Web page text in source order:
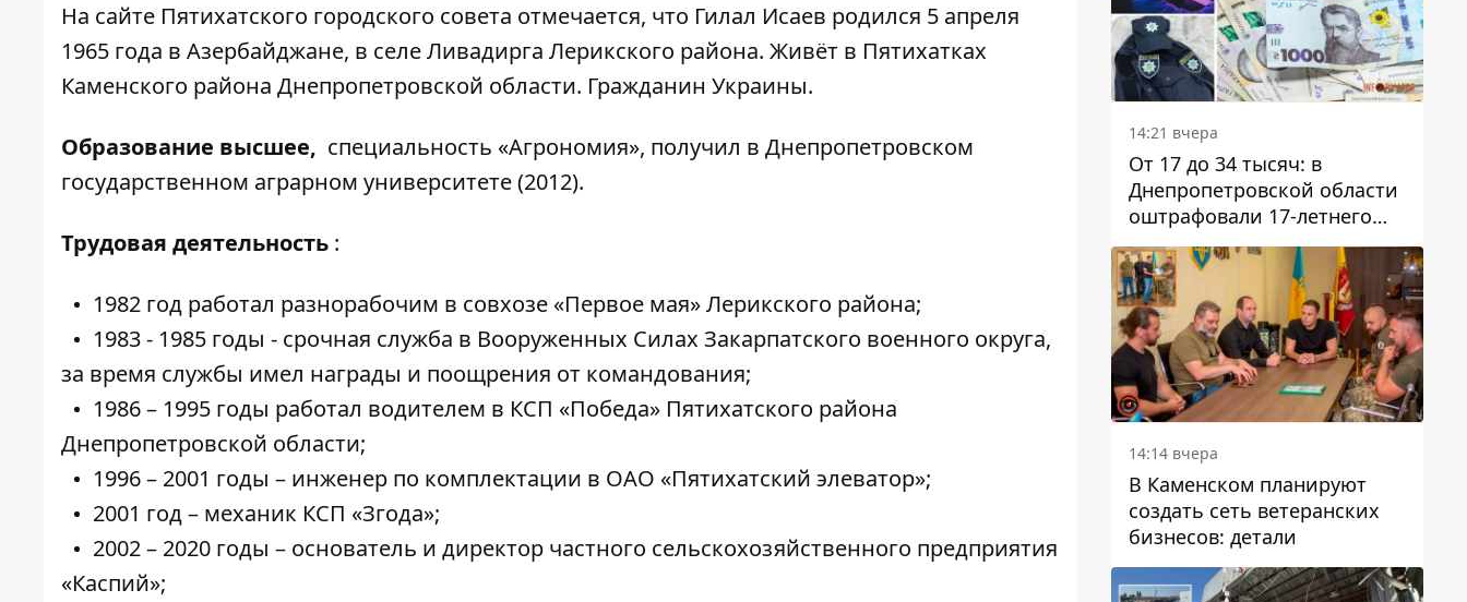
На сайте Пятихатского городского совета отмечается, что Гилал Исаев родился 5 апреля
1965 года в Азербайджане, в селе Ливадирга Лерикского района. Живёт в Пятихатках
Каменского района Днепропетровской области. Гражданин Украины.
Образование высшее, специальность «Агрономия», получил в Днепропетровском
государственном аграрном университете (2012).
Трудовая деятельность :
1982 год работал разнорабочим в совхозе «Первое мая» Лерикского района;
1983 - 1985 годы - срочная служба в Вооруженных Силах Закарпатского военного округа,
за время службы имел награды и поощрения от командования;
1986 – 1995 годы работал водителем в КСП «Победа» Пятихатского района
Днепропетровской области;
1996 – 2001 годы – инженер по комплектации в ОАО «Пятихатский элеватор»;
2001 год – механик КСП «Згода»;
2002 – 2020 годы – основатель и директор частного сельскохозяйственного предприятия
«Каспий»;
14:21 вчера
От 17 до 34 тысяч: в
Днепропетровской области
оштрафовали 17-летнего
парня за развлекательный
стрим в полицейской
форме
14:14 вчера
В Каменском планируют
создать сеть ветеранских
бизнесов: детали